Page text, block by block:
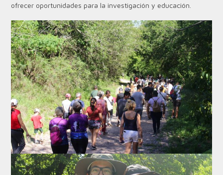
ofrecer oportunidades para la investigación y educación.